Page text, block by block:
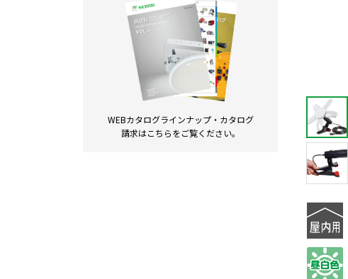
WEBカタログラインナップ・ カタログ
請求はこちらをご覧ください。